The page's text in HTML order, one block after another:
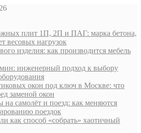
плит 1П, 2П и ПАГ: марка бетона,
весовых нагрузок
изделия: как производится мебель
инженерный подход к выбору
окон под ключ в Москве: что
заменой окон
на самолёт и поезд: как меняются
поездок
как способ «собрать» хаотичный